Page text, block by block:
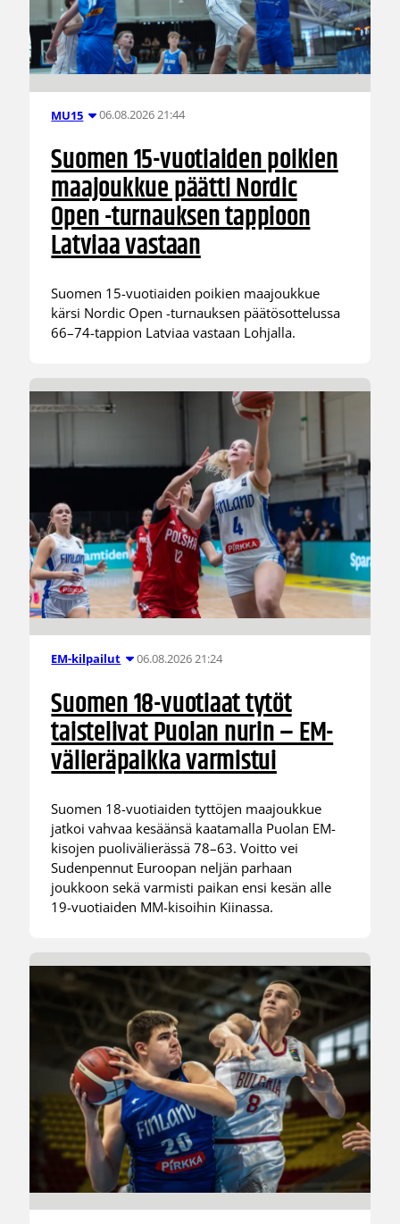
MU15 06.08.2026 21:44
Suomen 15-vuotiaiden poikien
maajoukkue päätti Nordic
Open -turnauksen tappioon
Latviaa vastaan
Suomen 15-vuotiaiden poikien maajoukkue
kärsi Nordic Open -turnauksen päätösottelussa
66–74-tappion Latviaa vastaan Lohjalla.
EM-kilpailut 06.08.2026 21:24
Suomen 18-vuotiaat tytöt
taistelivat Puolan nurin – EM-
välieräpaikka varmistui
Suomen 18-vuotiaiden tyttöjen maajoukkue
jatkoi vahvaa kesäänsä kaatamalla Puolan EM-
kisojen puolivälierässä 78–63. Voitto vei
Sudenpennut Euroopan neljän parhaan
joukkoon sekä varmisti paikan ensi kesän alle
19-vuotiaiden MM-kisoihin Kiinassa.